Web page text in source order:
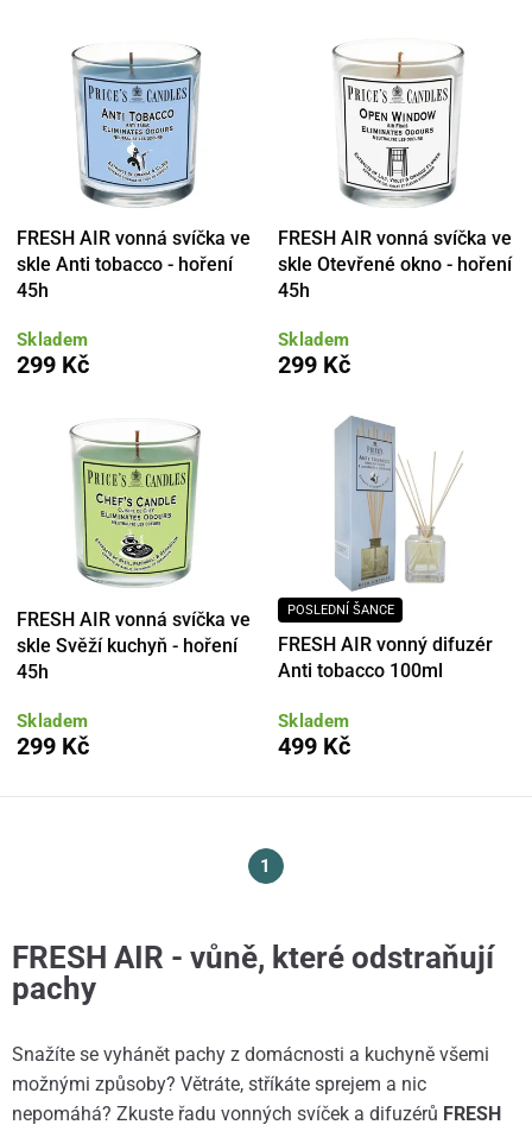
FRESH AIR vonná svíčka ve
skle Anti tobacco - hoření
45h
Skladem
299 Kč
FRESH AIR vonná svíčka ve
skle Otevřené okno - hoření
45h
Skladem
299 Kč
FRESH AIR vonná svíčka ve
skle Svěží kuchyň - hoření
45h
Skladem
299 Kč
POSLEDNÍ ŠANCE
FRESH AIR vonný difuzér
Anti tobacco 100ml
Skladem
499 Kč
1
FRESH AIR - vůně, které odstraňují
pachy
Snažíte se vyhánět pachy z domácnosti a kuchyně všemi
možnými způsoby? Větráte, stříkáte sprejem a nic
nepomáhá? Zkuste řadu vonných svíček a difuzérů FRESH